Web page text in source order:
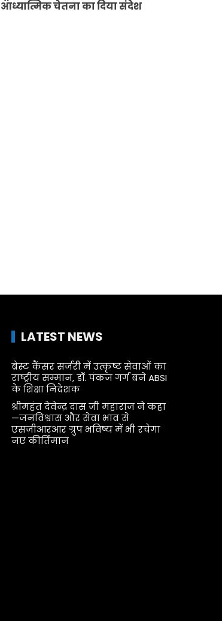
आध्यात्मिक चेतना का दिया संदेश
LATEST NEWS
ब्रेस्ट कैंसर सर्जरी में उत्कृष्ट सेवाओं का
राष्ट्रीय सम्मान, डॉ. पंकज गर्ग बने ABSI
के शिक्षा निदेशक
श्रीमहंत देवेन्द्र दास जी महाराज ने कहा
—जनविश्वास और सेवा भाव से
एसजीआरआर ग्रुप भविष्य में भी रचेगा
नए कीर्तिमान